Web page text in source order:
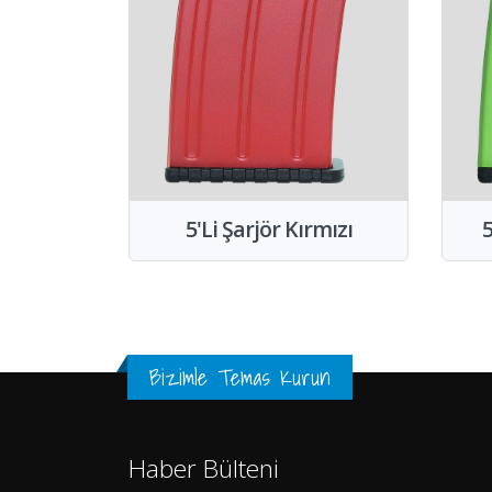
5'Li Şarjör Kırmızı
Bizimle Temas Kurun
Haber Bülteni